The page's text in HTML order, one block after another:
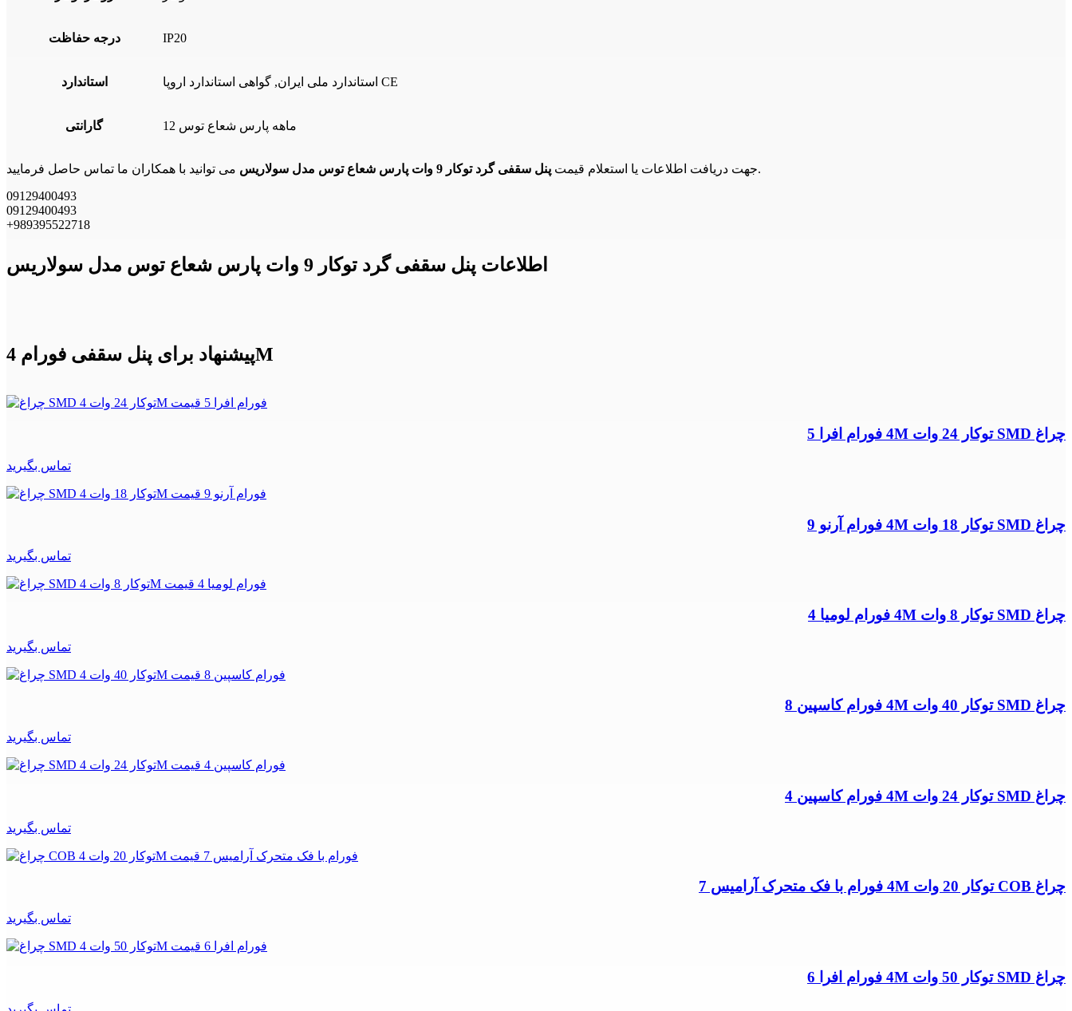
درجه حفاظت IP20
استاندارد استاندارد ملی ایران, گواهی استاندارد اروپا CE
گارانتی 12 ماهه پارس شعاع توس
جهت دریافت اطلاعات یا استعلام قیمت پنل سقفی گرد توکار 9 وات پارس شعاع توس مدل سولاریس
می توانید با همکاران ما تماس حاصل فرمایید.
09129400493
09129400493
+989395522718
اطلاعات پنل سقفی گرد توکار 9 وات پارس شعاع توس مدل سولاریس
پیشنهاد برای پنل سقفی فورام 4M
چراغ SMD توکار 24 وات 4M فورام افرا 5
تماس بگیرید
چراغ SMD توکار 18 وات 4M فورام آرنو 9
تماس بگیرید
چراغ SMD توکار 8 وات 4M فورام لومیا 4
تماس بگیرید
چراغ SMD توکار 40 وات 4M فورام کاسپین 8
تماس بگیرید
چراغ SMD توکار 24 وات 4M فورام کاسپین 4
تماس بگیرید
چراغ COB توکار 20 وات 4M فورام با فک متحرک آرامیس 7
تماس بگیرید
چراغ SMD توکار 50 وات 4M فورام افرا 6